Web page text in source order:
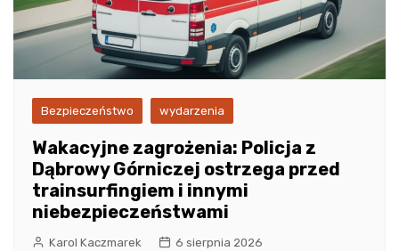
Bezpieczeństwo wydarzenia
Wakacyjne zagrożenia: Policja z
Dąbrowy Górniczej ostrzega przed
trainsurfingiem i innymi
niebezpieczeństwami
Karol Kaczmarek 6 sierpnia 2026